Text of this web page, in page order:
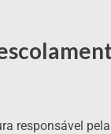
responsável